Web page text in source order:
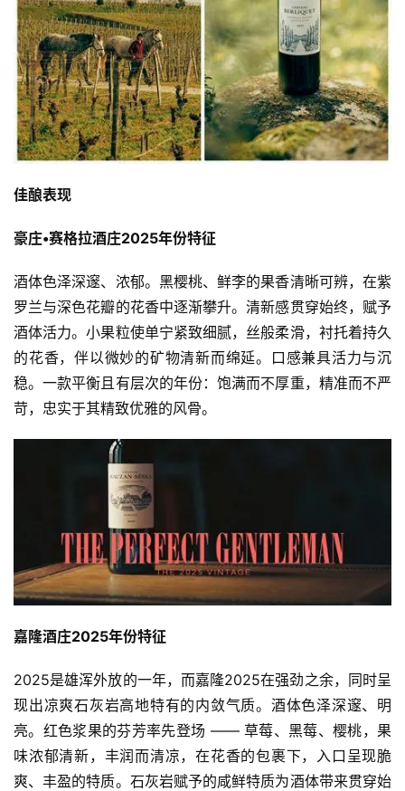
佳酿表现
豪庄•赛格拉酒庄2025年份特征
酒体色泽深邃、浓郁。黑樱桃、鲜李的果香清晰可辨，在紫
罗兰与深色花瓣的花香中逐渐攀升。清新感贯穿始终，赋予
酒体活力。小果粒使单宁紧致细腻，丝般柔滑，衬托着持久
的花香，伴以微妙的矿物清新而绵延。口感兼具活力与沉
稳。一款平衡且有层次的年份：饱满而不厚重，精准而不严
苛，忠实于其精致优雅的风骨。
嘉隆酒庄2025年份特征
2025是雄浑外放的一年，而嘉隆2025在强劲之余，同时呈
现出凉爽石灰岩高地特有的内敛气质。酒体色泽深邃、明
亮。红色浆果的芬芳率先登场 —— 草莓、黑莓、樱桃，果
味浓郁清新，丰润而清凉，在花香的包裹下，入口呈现脆
爽、丰盈的特质。石灰岩赋予的咸鲜特质为酒体带来贯穿始